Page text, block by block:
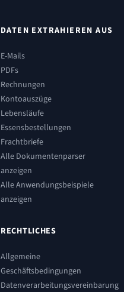
DATEN EXTRAHIEREN AUS
E-Mails
PDFs
Rechnungen
Kontoauszüge
Lebensläufe
Essensbestellungen
Frachtbriefe
Alle Dokumentenparser
anzeigen
Alle Anwendungsbeispiele
anzeigen
RECHTLICHES
Allgemeine
Geschäftsbedingungen
Datenverarbeitungsvereinbarung